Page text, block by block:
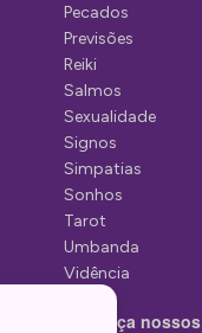
Pecados
Previsões
Reiki
Salmos
Sexualidade
Signos
Simpatias
Sonhos
Tarot
Umbanda
Vidência
Conheça nossos